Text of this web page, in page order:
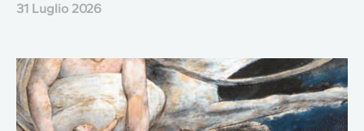
31 Luglio 2026